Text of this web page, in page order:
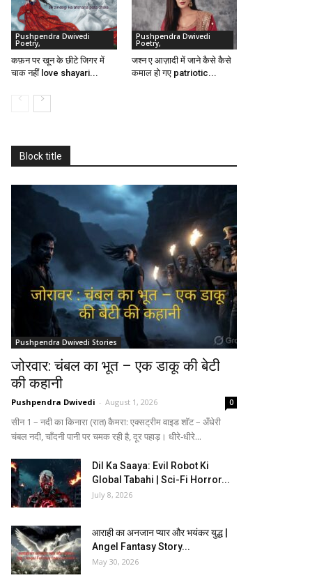
Pushpendra Dwivedi
Poetry,
कफ़न पर खून के छीटे जिगर में
चाक नहीं love shayari...
Pushpendra Dwivedi
Poetry,
जश्न ए आज़ादी में जाने कैसे कैसे
कमाल हो गए patriotic...
Block title
Pushpendra Dwivedi Stories
जोरवार: चंबल का भूत – एक डाकू की बेटी
की कहानी
Pushpendra Dwivedi - August 1, 2026 0
सीन 1 – नदी का किनारा (रात) कैमरा: एक्सट्रीम वाइड शॉट – अँधेरी
चंबल नदी, चाँदनी पानी पर चमक रही है, दूर पहाड़। धीरे-धीरे...
Dil Ka Saaya: Evil Robot Ki
Global Tabahi | Sci-Fi Horror...
July 8, 2026
आराही का अनजान प्यार और भयंकर युद्ध |
Angel Fantasy Story...
May 30, 2026